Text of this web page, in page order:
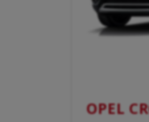
OPEL